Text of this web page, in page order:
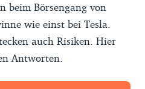
beim Börsengang von
wie einst bei Tesla.
auch Risiken. Hier
Antworten.